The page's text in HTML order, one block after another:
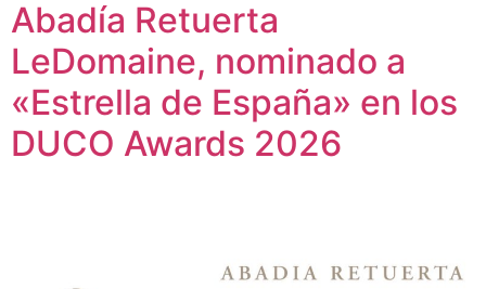
Abadía Retuerta
LeDomaine, nominado a
«Estrella de España» en los
DUCO Awards 2026